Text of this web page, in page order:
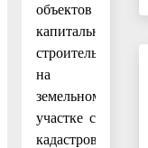
объектов
капитального
строительства
на
земельном
участке с
кадастровым